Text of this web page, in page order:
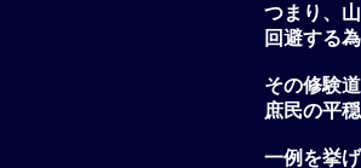
つまり、
回避する
その修験道
庶民の平
一例を挙